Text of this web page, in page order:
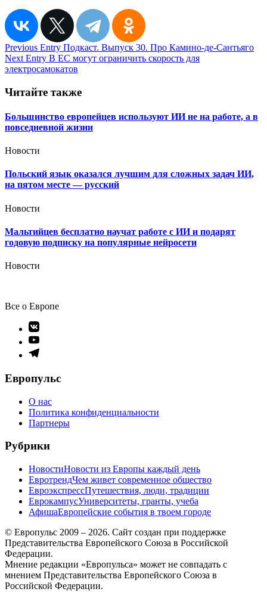
Навигация
по
Previous Entry Подкаст. Выпуск 30. Про Камино-де-Сантьяго
Next Entry В ЕС могут ограничить скорость для
электросамокатов
Читайте также
Большинство европейцев используют ИИ не на работе, а в
повседневной жизни
Новости
Польский язык оказался лучшим для сложных задач ИИ,
на пятом месте — русский
Новости
Мальтийцев бесплатно научат работе с ИИ и подарят
годовую подписку на популярные нейросети
Новости
Все о Европе
Элемент
меню
Элемент
меню
Элемент
Европульс
О нас
Политика конфиденциальности
Партнеры
Рубрики
НовостиНовости из Европы каждый день
ЕвротрендЧем живет современное общество
ЕвроэкспрессПутешествия, люди, традиции
ЕврокампусУниверситеты, гранты, учеба
АфишаЕвропейские события в твоем городе
© Европульс 2009 – 2026. Сайт создан при поддержке
Представительства Европейского Союза в Российской
Федерации.
Мнение редакции «Европульса» может не совпадать с
мнением Представительства Европейского Союза в
Российской Федерации.